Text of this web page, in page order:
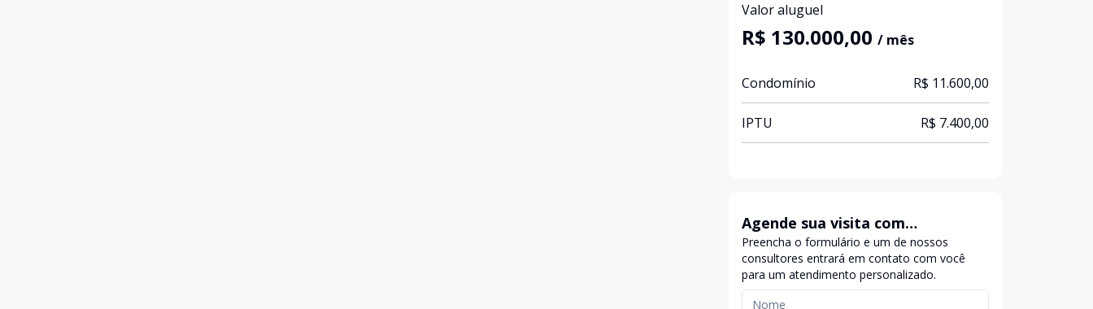
Valor aluguel
R$ 130.000,00 / mês
Condomínio R$ 11.600,00
IPTU R$ 7.400,00
Agende sua visita com
exclusividade
Preencha o formulário e um de nossos
consultores entrará em contato com você
para um atendimento personalizado.